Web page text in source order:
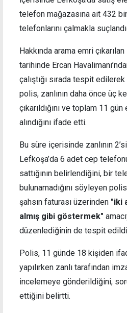
telefon mağazasına ait 432
telefonlarını çalmakla
Hakkında arama emri
tarihinde Ercan
çalıştığı sırada tespit edilerek
polis, zanlının daha önce üç
çıkarıldığını ve toplam 11
alındığını ifade etti.
Bu süre içerisinde zanlının
Lefkoşa’da 6 adet cep
sattığının belirlendiğini, bir
bulunamadığını söyleyen
şahsın faturası üzerinden "iki
almış gibi göstermek"
düzenlediğinin de tespit
Polis, 11 günde 18 kişiden
yapılırken zanlı tarafından
incelemeye gönderildiğini,
ettiğini belirtti.